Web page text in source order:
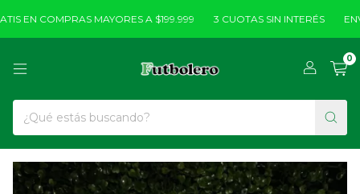
EN COMPRAS MAYORES A $199.999 3 CUOTAS SIN INTERÉS
0